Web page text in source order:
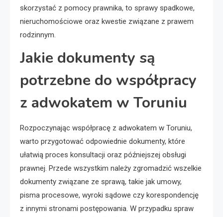
skorzystać z pomocy prawnika, to sprawy spadkowe,
nieruchomościowe oraz kwestie związane z prawem
rodzinnym.
Jakie dokumenty są
potrzebne do współpracy
z adwokatem w Toruniu
Rozpoczynając współpracę z adwokatem w Toruniu,
warto przygotować odpowiednie dokumenty, które
ułatwią proces konsultacji oraz późniejszej obsługi
prawnej. Przede wszystkim należy zgromadzić wszelkie
dokumenty związane ze sprawą, takie jak umowy,
pisma procesowe, wyroki sądowe czy korespondencję
z innymi stronami postępowania. W przypadku spraw